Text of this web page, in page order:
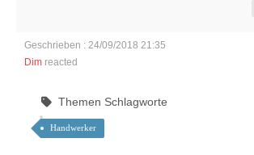
Geschrieben : 24/09/2018 21:35
Dim reacted
Themen Schlagworte
Handwerker